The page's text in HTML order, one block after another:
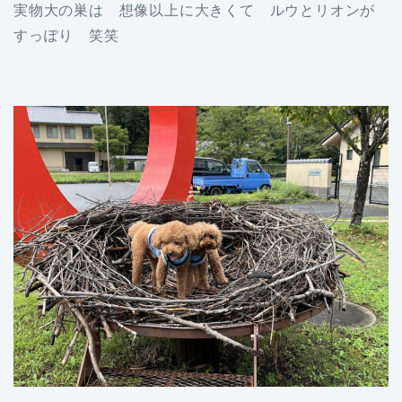
実物大の巣は 想像以上に大きくて ルウとリオンが
すっぽり 笑笑